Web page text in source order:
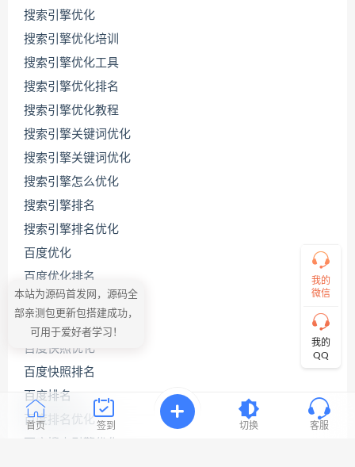
搜索引擎优化
搜索引擎优化培训
搜索引擎优化工具
搜索引擎优化排名
搜索引擎优化教程
搜索引擎关键词优化
搜索引擎关键词优化
搜索引擎怎么优化
搜索引擎排名
搜索引擎排名优化
百度优化
百度优化排名
百度关键词优化
百度关键词优化公司
百度快照优化
百度快照排名
百度排名
百度排名优化
我的
微信
我的
QQ
您
的
需
切
记！
带
连
接
首页 签到 切换 客服
本站为源码首发网，源码全
部亲测包更新包搭建成功，
可用于爱好者学习！